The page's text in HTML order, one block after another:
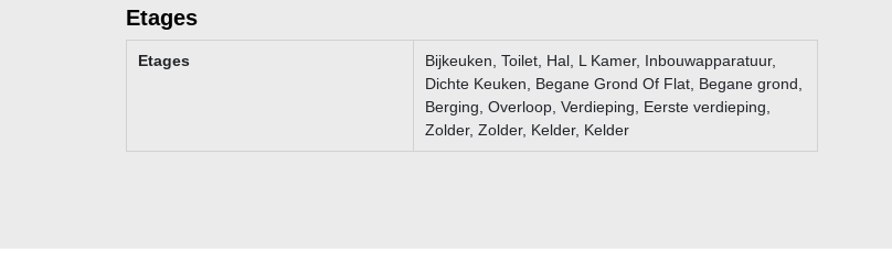
Etages
Etages
Bijkeuken, Toilet, Hal, L Kamer, Inbouwapparatuur,
Dichte Keuken, Begane Grond Of Flat, Begane grond,
Berging, Overloop, Verdieping, Eerste verdieping,
Zolder, Zolder, Kelder, Kelder